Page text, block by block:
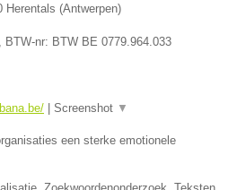
Herentals (Antwerpen)
, BTW-nr: BTW BE 0779.964.033
| Screenshot ▼
een sterke emotionele